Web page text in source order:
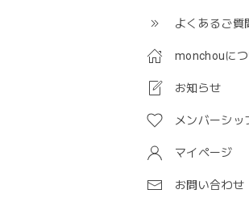
よくあるご質
monchouにつ
お知らせ
メンバーシッ
マイページ
お問い合わせ